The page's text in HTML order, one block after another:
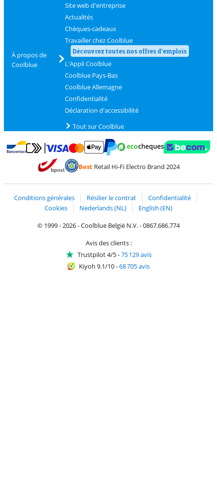
À propos de
Coolblue
Site web d'entreprise
Actualités
Chèques-cadeaux
Travailler chez Coolblue
Découvrez toutes nos offres d'emplois
L'Appli Coolblue
Coolblue Pays-Bas
Coolblue Allemagne
Confidentialité
Déclaration d'accessibilité
Tout sur Coolblue
Payer avec Bancontact
Payer avec MasterCard et Visa via ClickToPay
Payer avec PayPal
BestRetail Hi-Fi Electro Brand 2024
Conditions générales Résilier le contrat
Confidentialité
Cookies
Nederlands (NL)
English (EN)
© 1999 - 2026 - Coolblue België N.V. - 0867.686.774
Avis des clients :
Trustpilot 4/5-75 129 avis
Kiyoh 9.1/10-68 705 avis